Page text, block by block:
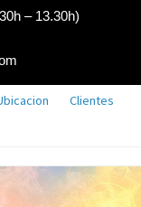
– 13.30h)
Clientes